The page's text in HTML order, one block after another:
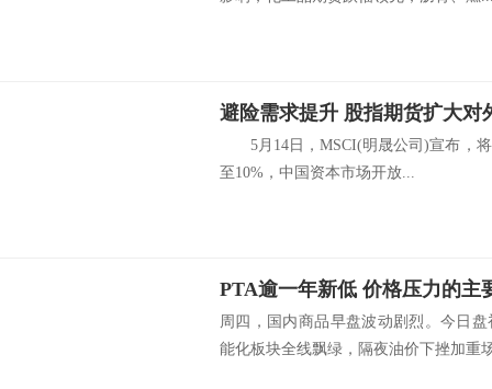
避险需求提升 股指期货扩大对
5月14日，MSCI(明晟公司)宣布，将
至10%，中国资本市场开放...
PTA逾一年新低 价格压力的主
周四，国内商品早盘波动剧烈。今日
能化板块全线飘绿，隔夜油价下挫加重